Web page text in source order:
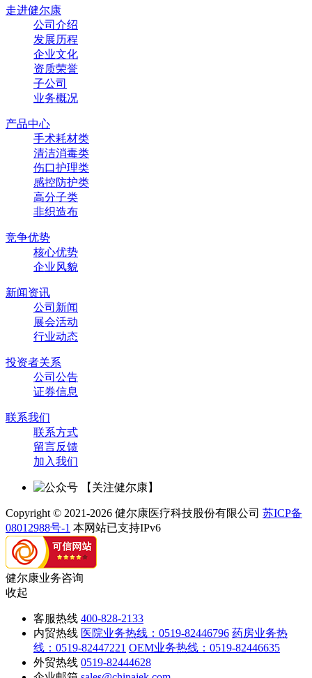
走进健尔康
公司介绍
发展历程
企业文化
资质荣誉
子公司
业务概况
产品中心
手术耗材类
清洁消毒类
伤口护理类
感控防护类
高分子类
非织造布
竞争优势
核心优势
企业风貌
新闻资讯
公司新闻
展会活动
行业动态
投资者关系
公司公告
证券信息
联系我们
联系方式
留言反馈
加入我们
【关注健尔康】
Copyright © 2021-2026 健尔康医疗科技股份有限公司 苏ICP备
08012988号-1 本网站已支持IPv6
健尔康业务咨询
收起
客服热线 400-828-2133
内贸热线 医院业务热线：0519-82446796 药房业务热
线：0519-82447221 OEM业务热线：0519-82446635
外贸热线 0519-82444628